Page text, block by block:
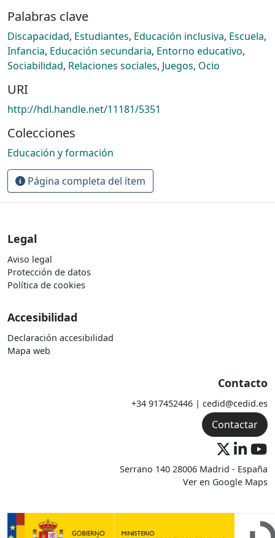
Palabras clave
Discapacidad, Estudiantes, Educación inclusiva, Escuela,
Infancia, Educación secundaria, Entorno educativo,
Sociabilidad, Relaciones sociales, Juegos, Ocio
URI
http://hdl.handle.net/11181/5351
Colecciones
Educación y formación
Página completa del ítem
Legal
Aviso legal
Protección de datos
Política de cookies
Accesibilidad
Declaración accesibilidad
Mapa web
Contacto
+34 917452446 | cedid@cedid.es
Contactar
Serrano 140 28006 Madrid - España
Ver en Google Maps